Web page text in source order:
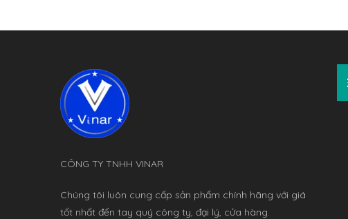
CÔNG TY TNHH VINAR
Chúng tôi luôn cung cấp sản phẩm chính hãng với giá
tốt nhất đến tay quý công ty, đại lý, cửa hàng.